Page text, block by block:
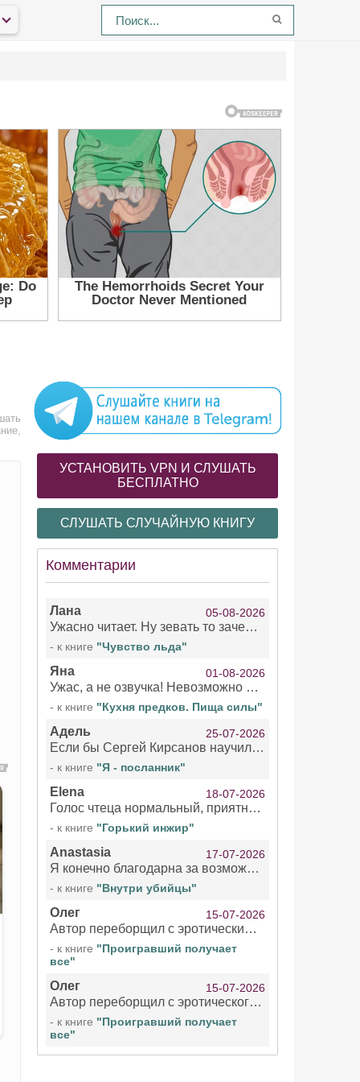
УСТАНОВИТЬ VPN И СЛУШАТЬ
БЕСПЛАТНО
СЛУШАТЬ СЛУЧАЙНУЮ КНИГУ
Комментарии
Лана 05-08-2026
Ужасно читает. Ну зевать то зачем. Уже не говорю, что ударения ставит, как хочет.
- к книге "Чувство льда"
Яна 01-08-2026
Ужас, а не озвучка! Невозможно вникать в смысл текста из за кривляний чтеца
- к книге "Кухня предков. Пища силы"
Адель 25-07-2026
Если бы Сергей Кирсанов научился не сглатывать каждые 1-2 минуты слюну, так что слышно в микрофоне и, что вызывает отвращение, то мелжно было бы слушать.
- к книге "Я - посланник"
Elena 18-07-2026
Голос чтеца нормальный, приятный тембр. Мне очень понравилось озвучивание рассказа. Очень странный отзыв Надежды. Может у неё что-то с нервами?
- к книге "Горький инжир"
Anastasia 17-07-2026
Я конечно благодарна за возможность бесплатно слушать книги даже новинки , но чтение этой книги просто ужасно
- к книге "Внутри убийцы"
Олег 15-07-2026
Автор переборщил с эротическими сценами. Похоже, с этим у него проблемы.
- к книге "Проигравший получает
все"
Олег 15-07-2026
Автор переборщил с эротического сценами. Похоже, с этим у него проблемы.
- к книге "Проигравший получает
все"